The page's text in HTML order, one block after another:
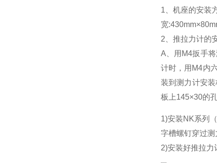
1、机座的安装
宽
2、推拉力计的
A、用M4扳手
计时，用M4内
装到测力计安
板上145×30的
1)安装NK系列
字槽螺钉穿过
2)安装好推拉力